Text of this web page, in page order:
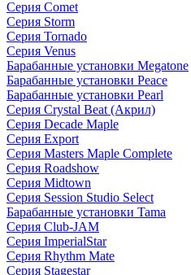
Серия Comet
Серия Storm
Серия Tornado
Серия Venus
Барабанные установки Megatone
Барабанные установки Peace
Барабанные установки Pearl
Серия Crystal Beat (Акрил)
Серия Decade Maple
Серия Export
Серия Masters Maple Complete
Серия Roadshow
Серия Midtown
Серия Session Studio Select
Барабанные установки Tama
Серия Club-JAM
Серия ImperialStar
Серия Rhythm Mate
Серия Stagestar